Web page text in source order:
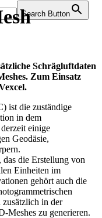
Search Button
Schrägluftdaten
Zum Einsatz
ist die zuständige
in dem
einige
Geodäsie,
die Erstellung von
Einheiten im
gehört auch die
in der
Meshes zu generieren.